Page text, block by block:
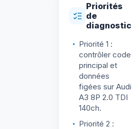
Priorités
de
diagnostic
Priorité 1 :
contrôler code
principal et
données
figées sur Audi
A3 8P 2.0 TDI
140ch.
Priorité 2 :